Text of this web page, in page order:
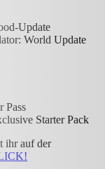
Update
World Update
Pass
Starter Pack
ihr auf der